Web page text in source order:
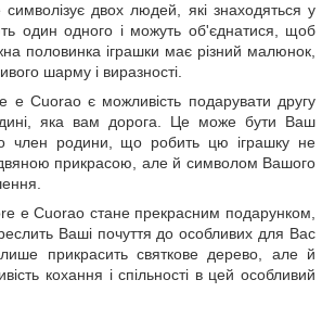
двох людей, які знаходяться у
один одного і можуть об'єднатися, щоб
половинка іграшки має різний малюнок,
шарму і виразності.
e Cuorao є можливість подарувати другу
яка вам дорога. Це може бути Ваш
член родини, що робить цю іграшку не
прикрасою, але й символом Вашого
e Cuorao стане прекрасним подарунком,
Ваші почуття до особливих для Вас
прикрасить святкове дерево, але й
кохання і спільності в цей особливий